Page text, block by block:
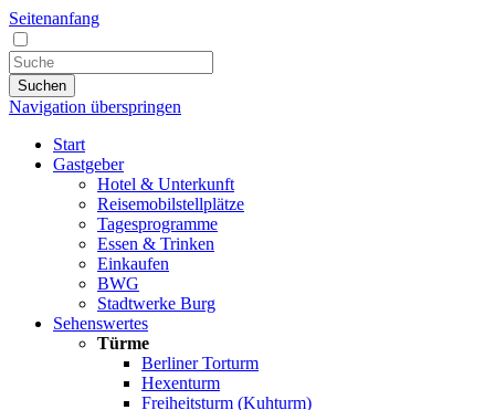
Seitenanfang
Suchen
Navigation überspringen
Start
Gastgeber
Hotel & Unterkunft
Reisemobilstellplätze
Tagesprogramme
Essen & Trinken
Einkaufen
BWG
Stadtwerke Burg
Sehenswertes
Türme
Berliner Torturm
Hexenturm
Freiheitsturm (Kuhturm)